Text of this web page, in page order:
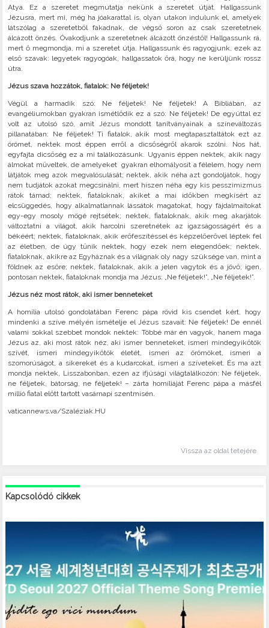
Atya. Ez a szeretet megmutatja nekünk a szeretet útját. Hallgassunk
Jézusra, mert mi, még ha jóakarattal is, olyan utakon indulunk el, amelyek
látszólag a szeretetből fakadnak, de végső soron az csak szeretetnek
álcázott önzés. Óvakodjunk a szeretetnek álcázott önzéstől! Hallgassunk rá,
mert ő megmondja, mi a szeretet útja. Hallgassunk és ragyogjunk, ezek az
első szavak: legyetek ragyogóak, hallgassatok őrá, hogy ne kerüljünk rossz
útra.
Jézus szava hozzátok, fiatalok: Ne féljetek!
Végül a harmadik szó: Ne féljetek! Ne féljetek! A Bibliában, az
evangéliumokban gyakran ismétlődik ez a szó: Ne féljetek! De egyúttal ez
volt az utolsó szó, amit Jézus mondott tanítványainak a színeváltozás
pillanatában: Ne féljetek! Ti fiatalok, akik most megtapasztaltátok ezt az
örömet, nektek most éppen erről a dicsőségről akarok szólni. Nos hát,
egyfajta dicsőség ez a mi találkozásunk. Ugyanis éppen nektek, akik nagy
álmokat műveltek, de amelyeket gyakran elhomályosít a félelem, hogy nem
látjátok meg azok megvalósulását; nektek, akik néha azt gondoljátok, hogy
nem tudjátok azokat megcsinálni, mert hiszen néha egy kis pesszimizmus
rátok támad; nektek, fiataloknak, akiket a mai időkben megkísért az
elcsüggedés, hogy alkalmatlannak lássátok magatokat, hogy fájdalmaitokat
egy-egy mosoly mögé rejtsétek; nektek, fiataloknak, akik meg akarjátok
változtatni a világot, akik harcolni szeretnétek az igazságosságért és a
békéért; nektek, fiataloknak, akik erőfeszítéssel és képzelőerővel léptek fel
az életben, de úgy tűnik nektek, hogy ezek nem elegendőek; nektek,
fiataloknak, akikre az Egyháznak és a világnak oly nagy szüksége van, mint a
földnek az esőre; nektek, fiataloknak, akik a jelen vagytok és a jövő; igen,
pontosan nektek, fiataloknak mondja ma Jézus: „Ne féljetek!”, „Ne féljetek!”.
Jézus néz most rátok, aki ismer benneteket
A homília utolsó gondolatában Ferenc pápa rövid kis csendet kért, hogy
mindenki a szíve mélyén ismételje el Jézus szavait: Ne féljetek! De ennél
valami sokkal szebbet mondok nektek: Többé már én vagyok, hanem maga
Jézus az, aki most rátok néz, aki ismer benneteket, ismeri mindegyikőtök
szívét, ismeri mindegyikőtök életét, ismeri az örömöket, ismeri a
szomorúságot, a sikereket és a kudarcokat, ismeri a szíveteket. És ma azt
mondja nektek, Lisszabonban, ezen az ifjúsági világtalálkozón: Ne féljetek,
ne féljetek, bátorság, ne féljetek! – zárta homíliáját Ferenc pápa a másfél
millió fiatal előtt tartott vasárnapi szentmisén.
vaticannews.va/Szaléziak.HU
Vissza az oldal tetejére
Kapcsolódó cikkek